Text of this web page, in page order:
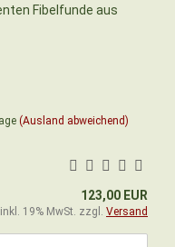
Fibelfunde aus
(Ausland abweichend)
123,00 EUR
inkl. 19% MwSt. zzgl. Versand